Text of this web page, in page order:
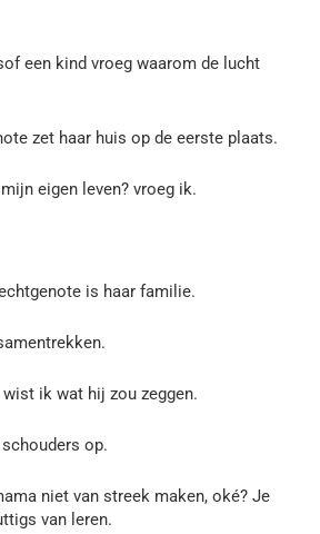
een kind vroeg waarom de lucht
zet haar huis op de eerste plaats.
eigen leven? vroeg ik.
is haar familie.
ik wat hij zou zeggen.
op.
niet van streek maken, oké? Je
van leren.